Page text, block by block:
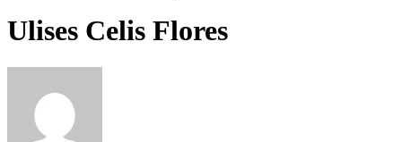
Ulises Celis Flores